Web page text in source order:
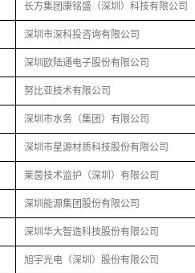
长方集团康铭盛（深圳）科技有限公司
深圳市深科投咨询有限公司
深圳欧陆通电子股份有限公司
努比亚技术有限公司
深圳市水务（集团）有限公司
深圳市星源材质科技股份有限公司
莱茵技术监护（深圳）有限公司
深圳能源集团股份有限公司
深圳华大智造科技股份有限公司
旭宇光电（深圳）股份有限公司